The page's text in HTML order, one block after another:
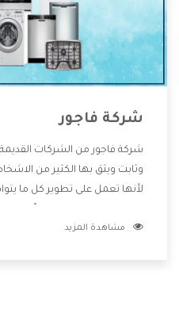
شركة فاجور
شركة فاجور من الشركات
وثابت ويثق بها الكثير من
لأنها تعمل على تطوير كل ما
وتقدم للعملاء أقوى العروض
مشاهدة المزيد